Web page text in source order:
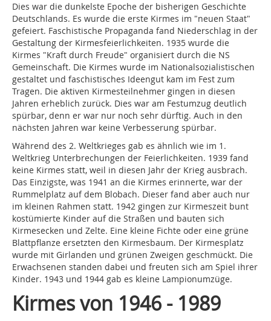
Dies war die dunkelste Epoche der bisherigen Geschichte
Deutschlands. Es wurde die erste Kirmes im "neuen Staat"
gefeiert. Faschistische Propaganda fand Niederschlag in der
Gestaltung der Kirmesfeierlichkeiten. 1935 wurde die
Kirmes "Kraft durch Freude" organisiert durch die NS
Gemeinschaft. Die Kirmes wurde im Nationalsozialistischen
gestaltet und faschistisches Ideengut kam im Fest zum
Tragen. Die aktiven Kirmesteilnehmer gingen in diesen
Jahren erheblich zurück. Dies war am Festumzug deutlich
spürbar, denn er war nur noch sehr dürftig. Auch in den
nächsten Jahren war keine Verbesserung spürbar.
Während des 2. Weltkrieges gab es ähnlich wie im 1.
Weltkrieg Unterbrechungen der Feierlichkeiten. 1939 fand
keine Kirmes statt, weil in diesen Jahr der Krieg ausbrach.
Das Einzigste, was 1941 an die Kirmes erinnerte, war der
Rummelplatz auf dem Blobach. Dieser fand aber auch nur
im kleinen Rahmen statt. 1942 gingen zur Kirmeszeit bunt
kostümierte Kinder auf die Straßen und bauten sich
Kirmesecken und Zelte. Eine kleine Fichte oder eine grüne
Blattpflanze ersetzten den Kirmesbaum. Der Kirmesplatz
wurde mit Girlanden und grünen Zweigen geschmückt. Die
Erwachsenen standen dabei und freuten sich am Spiel ihrer
Kinder. 1943 und 1944 gab es kleine Lampionumzüge.
Kirmes von 1946 - 1989